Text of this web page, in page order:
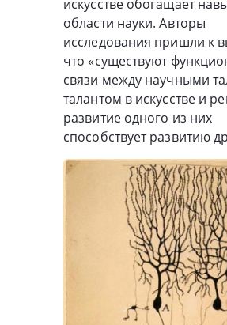
искусстве обогащает
области науки. Авторы
исследования пришли к
что «существуют
связи между научными
талантом в искусстве и
развитие одного из них
способствует развитию